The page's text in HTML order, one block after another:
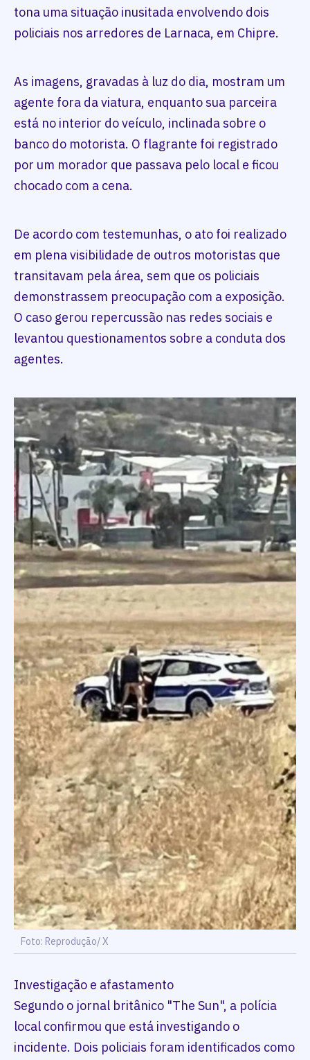
tona uma situação inusitada envolvendo dois
policiais nos arredores de Larnaca, em Chipre.
As imagens, gravadas à luz do dia, mostram um
agente fora da viatura, enquanto sua parceira
está no interior do veículo, inclinada sobre o
banco do motorista. O flagrante foi registrado
por um morador que passava pelo local e ficou
chocado com a cena.
De acordo com testemunhas, o ato foi realizado
em plena visibilidade de outros motoristas que
transitavam pela área, sem que os policiais
demonstrassem preocupação com a exposição.
O caso gerou repercussão nas redes sociais e
levantou questionamentos sobre a conduta dos
agentes.
Foto: Reprodução/ X
Investigação e afastamento
Segundo o jornal britânico "The Sun", a polícia
local confirmou que está investigando o
incidente. Dois policiais foram identificados como